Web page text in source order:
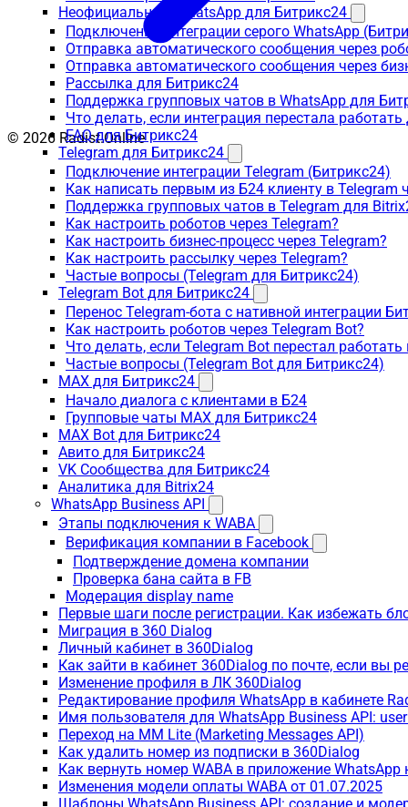
Неофициальный WhatsApp для Битрикс24
Подключение интеграции серого WhatsApp
Отправка автоматического сообщения через
Отправка автоматического сообщения через
Рассылка для Битрикс24
Поддержка групповых чатов в WhatsApp для
Что делать, если интеграция перестала
FAQ для Битрикс24
Telegram для Битрикс24
Подключение интеграции Telegram (Битрикс24)
Как написать первым из Б24 клиенту в Telegram
Поддержка групповых чатов в Telegram для
Как настроить роботов через Telegram?
Как настроить бизнес-процесс через Telegram?
Как настроить рассылку через Telegram?
Частые вопросы (Telegram для Битрикс24)
Telegram Bot для Битрикс24
Перенос Telegram-бота с нативной интеграции
Как настроить роботов через Telegram Bot?
Что делать, если Telegram Bot перестал
Частые вопросы (Telegram Bot для Битрикс24)
MAX для Битрикс24
Начало диалога с клиентами в Б24
Групповые чаты MAX для Битрикс24
MAX Bot для Битрикс24
Авито для Битрикс24
VK Сообщества для Битрикс24
Аналитика для Bitrix24
WhatsApp Business API
Этапы подключения к WABA
Верификация компании в Facebook
Подтверждение домена компании
Проверка бана сайта в FB
Модерация display name
Первые шаги после регистрации. Как избежать
Миграция в 360 Dialog
Личный кабинет в 360Dialog
Как зайти в кабинет 360Dialog по почте, если вы
Изменение профиля в ЛК 360Dialog
Редактирование профиля WhatsApp в кабинете
Имя пользователя для WhatsApp Business API:
Переход на MM Lite (Marketing Messages API)
Как удалить номер из подписки в 360Dialog
Как вернуть номер WABA в приложение WhatsApp
Изменения модели оплаты WABA от 01.07.2025
© 2026 Radist.Online